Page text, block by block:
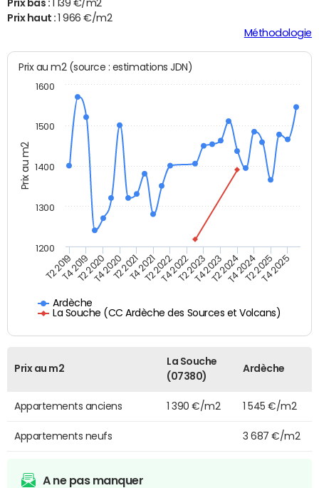
Prix bas :
1 139 €/m2
Prix haut :1 966 €/m2
Méthodologie
Prix au m2
Prix au m2 (source : estimations JDN)
Ardèche
La Souche (CC Ardèche des Sources et Volcans)
T2 2019T4 2019T2 2020T4 2020T2 2021T4 2021T2 2022T4 2022T2 2023T4 2023T2 2024T4 2024T2 2025T4 2025
1200
1300
1400
1500
1600
Prix au m2
La Souche
(07380)
Ardèche
Appartements anciens 1 390 €/m2 1 545 €/m2
Appartements neufs 3 687 €/m2
A ne pas manquer